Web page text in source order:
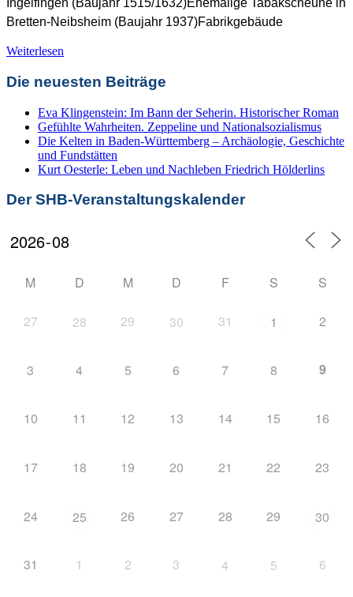
Ingelfingen (Baujahr 1515/1632)Ehemalige Tabakscheune in
Bretten-Neibsheim (Baujahr 1937)Fabrikgebäude
Weiterlesen
Die neuesten Beiträge
Eva Klingenstein: Im Bann der Seherin. Historischer Roman
Gefühlte Wahrheiten. Zeppeline und Nationalsozialismus
Die Kelten in Baden-Württemberg – Archäologie, Geschichte
und Fundstätten
Kurt Oesterle: Leben und Nachleben Friedrich Hölderlins
Der SHB-Veranstaltungskalender
M D M D F S S
27 28 29 30 31 1 2
3 4 5 6 7 8 9
10 11 12 13 14 15 16
17 18 19 20 21 22 23
24 25 26 27 28 29 30
31 1 2 3 4 5 6